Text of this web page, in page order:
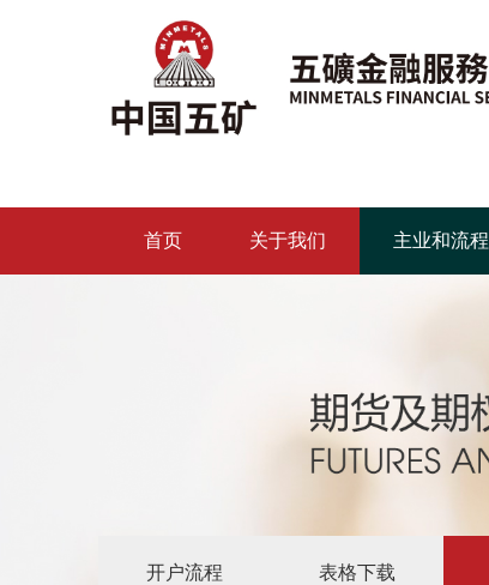
首页 关于我们 主业和流程
开户流程 表格下载